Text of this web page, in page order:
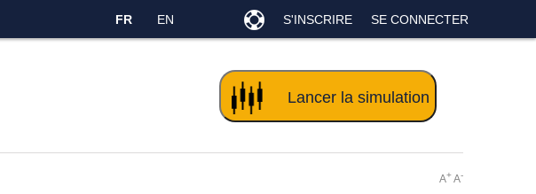
SE CONNECTER
S'INSCRIRE
EN
FR
A+A-